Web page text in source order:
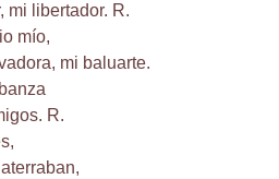
mi libertador. R.
mío,
mi baluarte.
R.